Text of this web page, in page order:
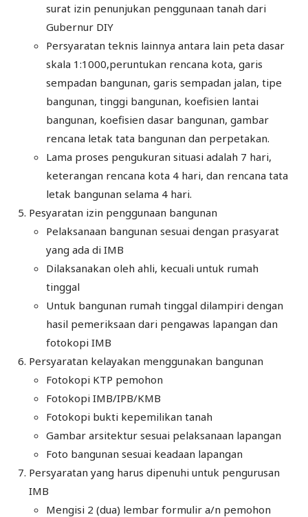
surat izin penunjukan penggunaan tanah dari
Gubernur DIY
Persyaratan teknis lainnya antara lain peta dasar
skala 1:1000,peruntukan rencana kota, garis
sempadan bangunan, garis sempadan jalan, tipe
bangunan, tinggi bangunan, koefisien lantai
bangunan, koefisien dasar bangunan, gambar
rencana letak tata bangunan dan perpetakan.
Lama proses pengukuran situasi adalah 7 hari,
keterangan rencana kota 4 hari, dan rencana tata
letak bangunan selama 4 hari.
Pesyaratan izin penggunaan bangunan
Pelaksanaan bangunan sesuai dengan prasyarat
yang ada di IMB
Dilaksanakan oleh ahli, kecuali untuk rumah
tinggal
Untuk bangunan rumah tinggal dilampiri dengan
hasil pemeriksaan dari pengawas lapangan dan
fotokopi IMB
Persyaratan kelayakan menggunakan bangunan
Fotokopi KTP pemohon
Fotokopi IMB/IPB/KMB
Fotokopi bukti kepemilikan tanah
Gambar arsitektur sesuai pelaksanaan lapangan
Foto bangunan sesuai keadaan lapangan
Persyaratan yang harus dipenuhi untuk pengurusan
IMB
Mengisi 2 (dua) lembar formulir a/n pemohon